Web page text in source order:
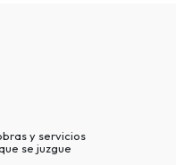
y servicios
se juzgue